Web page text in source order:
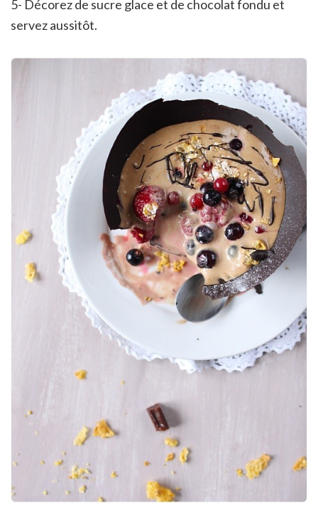
5- Décorez de sucre glace et de chocolat fondu et
servez aussitôt.